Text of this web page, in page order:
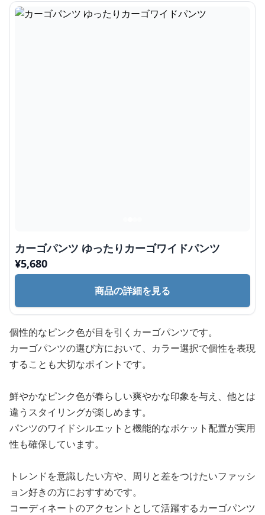
カーゴパンツ ゆったりカーゴワイドパンツ
¥5,680
商品の詳細を見る
個性的なピンク色が目を引くカーゴパンツです。
カーゴパンツの選び方において、カラー選択で個性を表現
することも大切なポイントです。
鮮やかなピンク色が春らしい爽やかな印象を与え、他とは
違うスタイリングが楽しめます。
パンツのワイドシルエットと機能的なポケット配置が実用
性も確保しています。
トレンドを意識したい方や、周りと差をつけたいファッシ
ョン好きの方におすすめです。
コーディネートのアクセントとして活躍するカーゴパンツ